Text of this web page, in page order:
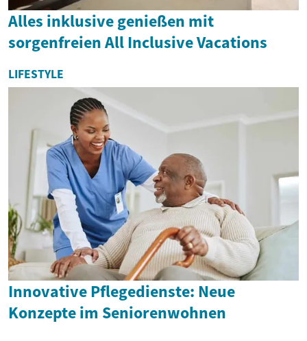
Alles inklusive genießen mit
sorgenfreien All Inclusive Vacations
LIFESTYLE
Innovative Pflegedienste: Neue
Konzepte im Seniorenwohnen